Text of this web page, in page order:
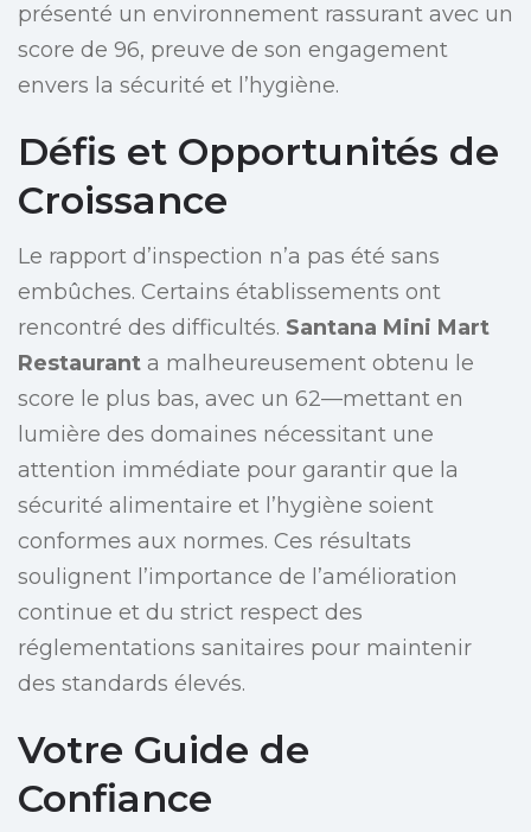
présenté un environnement rassurant avec un
score de 96, preuve de son engagement
envers la sécurité et l’hygiène.
Défis et Opportunités de
Croissance
Le rapport d’inspection n’a pas été sans
embûches. Certains établissements ont
rencontré des difficultés. Santana Mini Mart
Restaurant a malheureusement obtenu le
score le plus bas, avec un 62—mettant en
lumière des domaines nécessitant une
attention immédiate pour garantir que la
sécurité alimentaire et l’hygiène soient
conformes aux normes. Ces résultats
soulignent l’importance de l’amélioration
continue et du strict respect des
réglementations sanitaires pour maintenir
des standards élevés.
Votre Guide de
Confiance